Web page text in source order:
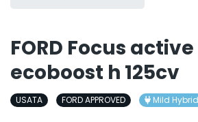
FORD Focus active
ecoboost h 125cv
USATA FORD APPROVED Mild Hybrid